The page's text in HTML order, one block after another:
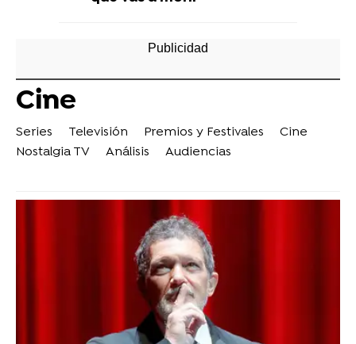
Cine
Series Televisión Premios y Festivales
Cine
Nostalgia TV
Análisis Audiencias